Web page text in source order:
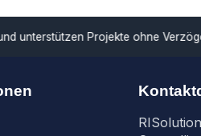
Projekte ohne Verzögerung.